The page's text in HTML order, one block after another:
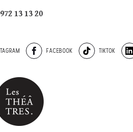
13 13 20
FACEBOOK TIKTOK